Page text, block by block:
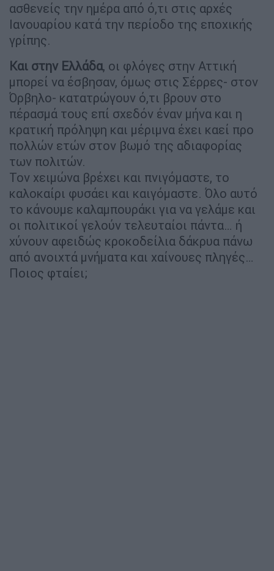
ασθενείς την ημέρα από ό,τι στις αρχές
Ιανουαρίου κατά την περίοδο της εποχικής
γρίπης.
Και στην Ελλάδα, οι φλόγες στην Αττική
μπορεί να έσβησαν, όμως στις Σέρρες- στον
Όρβηλο- κατατρώγουν ό,τι βρουν στο
πέρασμά τους επί σχεδόν έναν μήνα και η
κρατική πρόληψη και μέριμνα έχει καεί προ
πολλών ετών στον βωμό της αδιαφορίας
των πολιτών.
Τον χειμώνα βρέχει και πνιγόμαστε, το
καλοκαίρι φυσάει και καιγόμαστε. Όλο αυτό
το κάνουμε καλαμπουράκι για να γελάμε και
οι πολιτικοί γελούν τελευταίοι πάντα… ή
χύνουν αφειδώς κροκοδείλια δάκρυα πάνω
από ανοιχτά μνήματα και χαίνουες πληγές…
Ποιος φταίει;